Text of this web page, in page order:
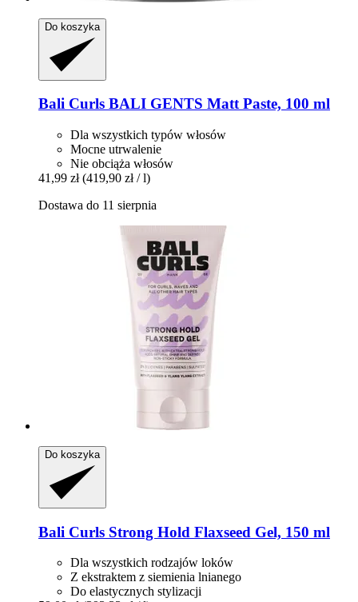
Do koszyka
Bali Curls BALI GENTS Matt Paste, 100 ml
Dla wszystkich typów włosów
Mocne utrwalenie
Nie obciąża włosów
41,99 zł (419,90 zł / l)
Dostawa do 11 sierpnia
Do koszyka
Bali Curls Strong Hold Flaxseed Gel, 150 ml
Dla wszystkich rodzajów loków
Z ekstraktem z siemienia lnianego
Do elastycznych stylizacji